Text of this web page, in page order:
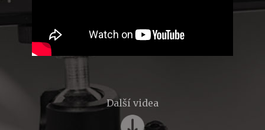
Další videa